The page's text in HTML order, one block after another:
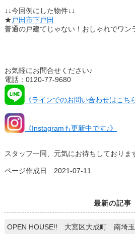
↓↓今回例にした物件↓↓
★戸田市下戸田
普通の戸建てじゃない！おしゃれでワン
お気軽にお問合せください♪
電話：0120-77-9680
《ラインでのお問い合わせはこち
《Instagramも更新中です♪》
スタッフ一同、元気にお待ちしておりま
ページ作成日 2021-07-11
最新の記事
OPEN HOUSE!! 大宮区大成町 南埼